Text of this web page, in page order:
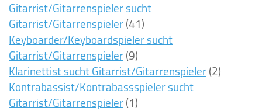
Gitarrist/Gitarrenspieler sucht
Gitarrist/Gitarrenspieler(41)
Keyboarder/Keyboardspieler sucht
Gitarrist/Gitarrenspieler(9)
Klarinettist sucht Gitarrist/Gitarrenspieler(2)
Kontrabassist/Kontrabassspieler sucht
Gitarrist/Gitarrenspieler(1)